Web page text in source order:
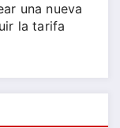
una nueva
la tarifa